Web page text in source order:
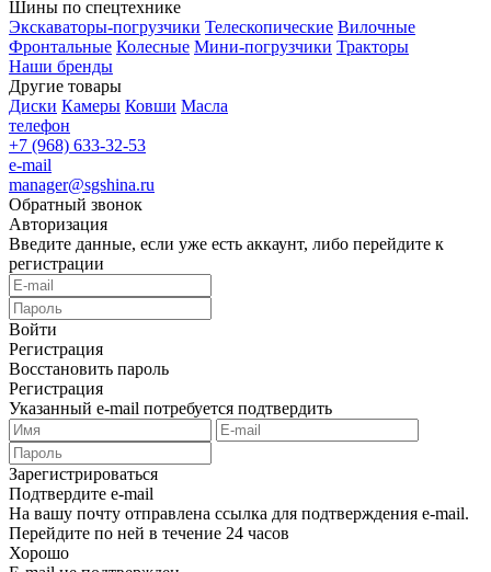
Шины по спецтехнике
Экскаваторы-погрузчики Телескопические Вилочные
Фронтальные Колесные Мини-погрузчики Тракторы
Наши бренды
Другие товары
Диски Камеры Ковши Масла
телефон
+7 (968) 633-32-53
e-mail
manager@sgshina.ru
Обратный звонок
Авторизация
Введите данные, если уже есть аккаунт, либо перейдите к
регистрации
Войти
Регистрация
Восстановить пароль
Регистрация
Указанный e-mail потребуется подтвердить
Зарегистрироваться
Подтвердите e-mail
На вашу почту отправлена ссылка для подтверждения e-mail.
Перейдите по ней в течение 24 часов
Хорошо